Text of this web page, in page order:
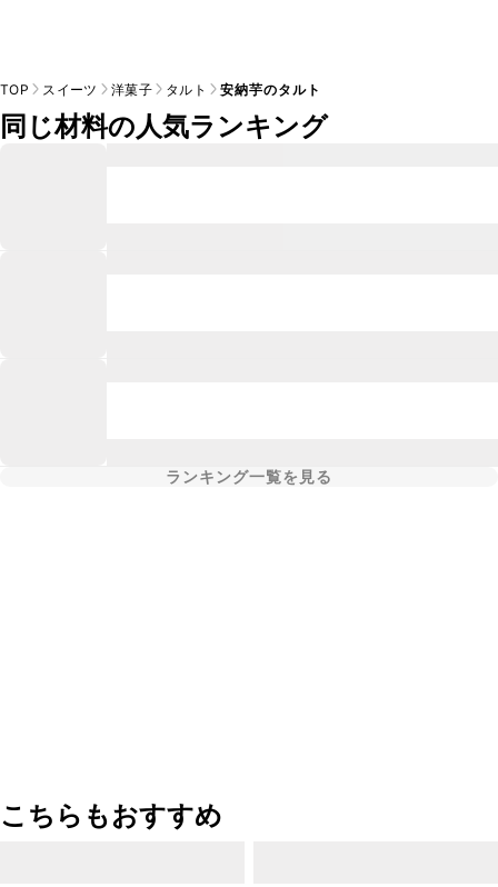
TOP スイーツ 洋菓子 タルト 安納芋のタルト
同じ材料の人気ランキング
ランキング一覧を見る
こちらもおすすめ